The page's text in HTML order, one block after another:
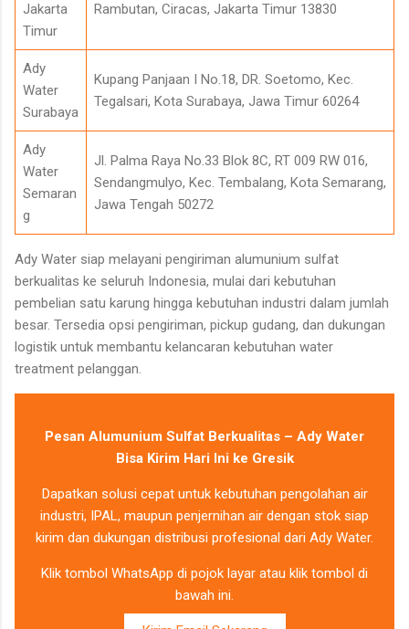
Jakarta
Timur
Rambutan, Ciracas, Jakarta Timur 13830
Ady
Water
Surabaya
Kupang Panjaan I No.18, DR. Soetomo, Kec.
Tegalsari, Kota Surabaya, Jawa Timur 60264
Ady
Water
Semaran
g
Jl. Palma Raya No.33 Blok 8C, RT 009 RW 016,
Sendangmulyo, Kec. Tembalang, Kota Semarang,
Jawa Tengah 50272
Ady Water siap melayani pengiriman alumunium sulfat
berkualitas ke seluruh Indonesia, mulai dari kebutuhan
pembelian satu karung hingga kebutuhan industri dalam jumlah
besar. Tersedia opsi pengiriman, pickup gudang, dan dukungan
logistik untuk membantu kelancaran kebutuhan water
treatment pelanggan.
Pesan Alumunium Sulfat Berkualitas – Ady Water
Bisa Kirim Hari Ini ke Gresik
Dapatkan solusi cepat untuk kebutuhan pengolahan air
industri, IPAL, maupun penjernihan air dengan stok siap
kirim dan dukungan distribusi profesional dari Ady Water.
Klik tombol WhatsApp di pojok layar atau klik tombol di
bawah ini.